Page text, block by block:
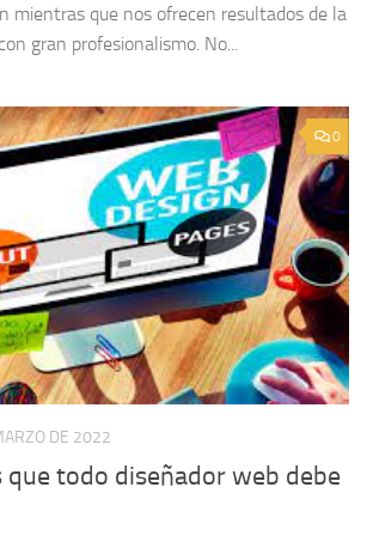
mientras que nos ofrecen resultados de la
gran profesionalismo. No...
0
DE 2022
todo diseñador web debe